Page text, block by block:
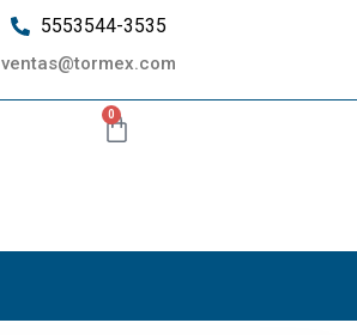
5553544-3535
ventas@tormex.com
0